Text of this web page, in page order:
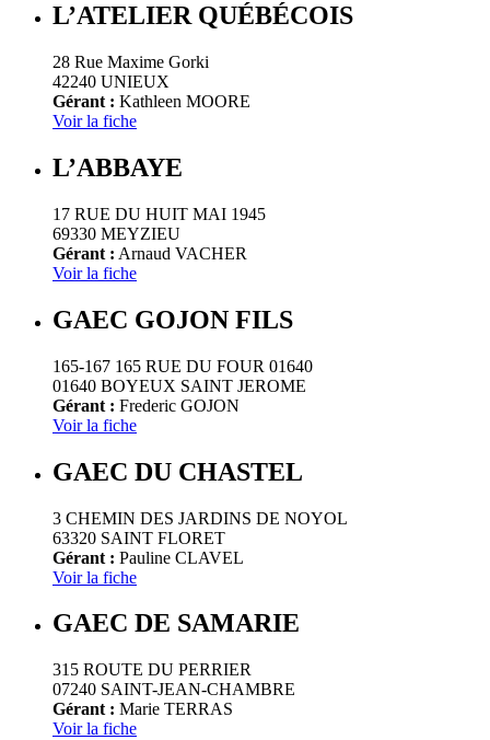
L’ATELIER QUÉBÉCOIS
28 Rue Maxime Gorki
42240 UNIEUX
Gérant : Kathleen MOORE
Voir la fiche
L’ABBAYE
17 RUE DU HUIT MAI 1945
69330 MEYZIEU
Gérant : Arnaud VACHER
Voir la fiche
GAEC GOJON FILS
165-167 165 RUE DU FOUR 01640
01640 BOYEUX SAINT JEROME
Gérant : Frederic GOJON
Voir la fiche
GAEC DU CHASTEL
3 CHEMIN DES JARDINS DE NOYOL
63320 SAINT FLORET
Gérant : Pauline CLAVEL
Voir la fiche
GAEC DE SAMARIE
315 ROUTE DU PERRIER
07240 SAINT-JEAN-CHAMBRE
Gérant : Marie TERRAS
Voir la fiche